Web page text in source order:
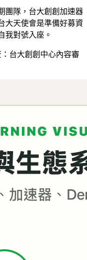
團隊，台大創創加速器
大天使會是準備好募資
我對號入座。
台大創創中心內容審